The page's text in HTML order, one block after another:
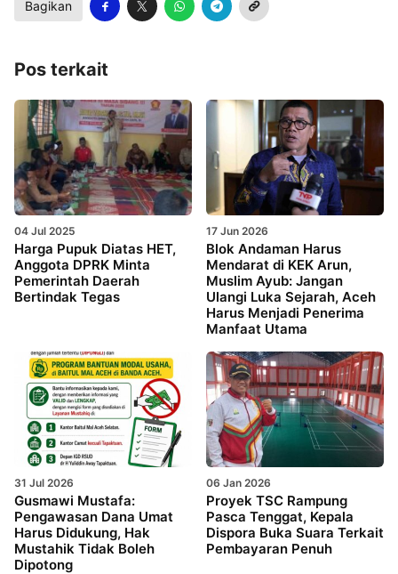
Bagikan
Pos terkait
04 Jul 2025
Harga Pupuk Diatas HET,
Anggota DPRK Minta
Pemerintah Daerah
Bertindak Tegas
17 Jun 2026
Blok Andaman Harus
Mendarat di KEK Arun,
Muslim Ayub: Jangan
Ulangi Luka Sejarah, Aceh
Harus Menjadi Penerima
Manfaat Utama
31 Jul 2026
Gusmawi Mustafa:
Pengawasan Dana Umat
Harus Didukung, Hak
Mustahik Tidak Boleh
Dipotong
06 Jan 2026
Proyek TSC Rampung
Pasca Tenggat, Kepala
Dispora Buka Suara Terkait
Pembayaran Penuh